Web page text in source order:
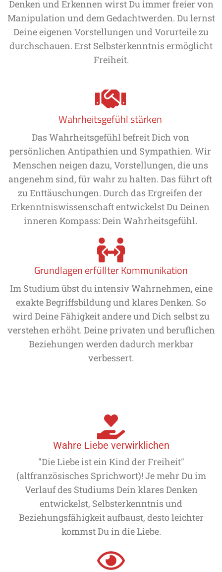
Denken und Erkennen wirst Du immer freier von
Manipulation und dem Gedachtwerden. Du lernst
Deine eigenen Vorstellungen und Vorurteile zu
durchschauen. Erst Selbsterkenntnis ermöglicht
Freiheit.
Wahrheitsgefühl stärken
Das Wahrheitsgefühl befreit Dich von
persönlichen Antipathien und Sympathien. Wir
Menschen neigen dazu, Vorstellungen, die uns
angenehm sind, für wahr zu halten. Das führt oft
zu Enttäuschungen. Durch das Ergreifen der
Erkenntniswissenschaft entwickelst Du Deinen
inneren Kompass: Dein Wahrheitsgefühl.
Grundlagen erfüllter Kommunikation
Im Studium übst du intensiv Wahrnehmen, eine
exakte Begriffsbildung und klares Denken. So
wird Deine Fähigkeit andere und Dich selbst zu
verstehen erhöht. Deine privaten und beruflichen
Beziehungen werden dadurch merkbar
verbessert.
Wahre Liebe verwirklichen
"Die Liebe ist ein Kind der Freiheit"
(altfranzösisches Sprichwort)! Je mehr Du im
Verlauf des Studiums Dein klares Denken
entwickelst, Selbsterkenntnis und
Beziehungsfähigkeit aufbaust, desto leichter
kommst Du in die Liebe.